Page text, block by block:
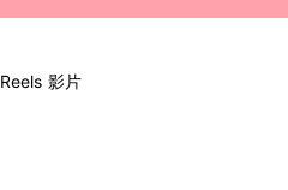
Reels 影片